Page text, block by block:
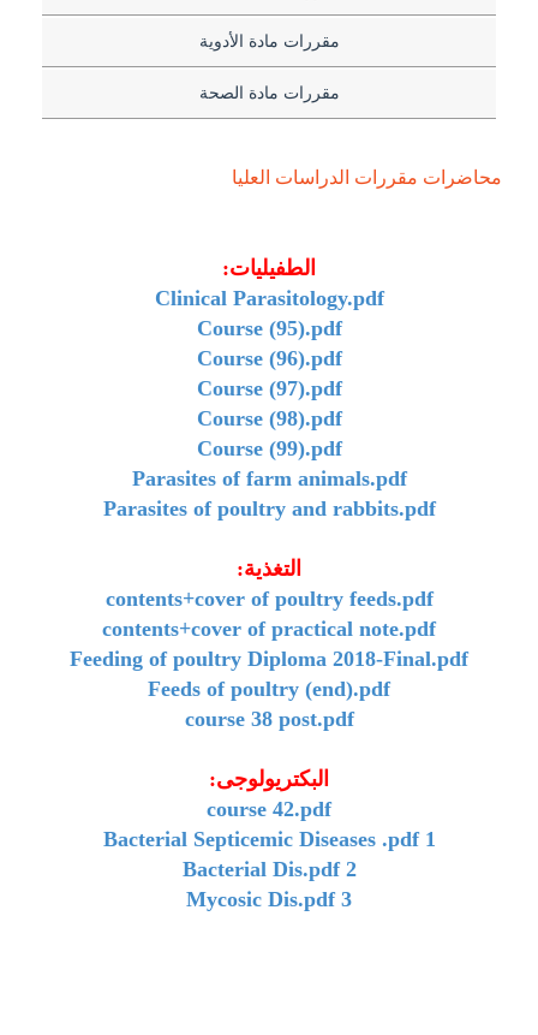
مقررات مادة الأدوية
مقررات مادة الصحة
محاضرات مقررات الدراسات العليا
الطفيليات:
Clinical Parasitology.pdf
Course (95).pdf
Course (96).pdf
Course (97).pdf
Course (98).pdf
Course (99).pdf
Parasites of farm animals.pdf
Parasites of poultry and rabbits.pdf
التغذية:
contents+cover of poultry feeds.pdf
contents+cover of practical note.pdf
Feeding of poultry Diploma 2018-Final.pdf
Feeds of poultry (end).pdf
course 38 post.pdf
البكتريولوجى:
course 42.pdf
1 Bacterial Septicemic Diseases .pdf
2 Bacterial Dis.pdf
3 Mycosic Dis.pdf